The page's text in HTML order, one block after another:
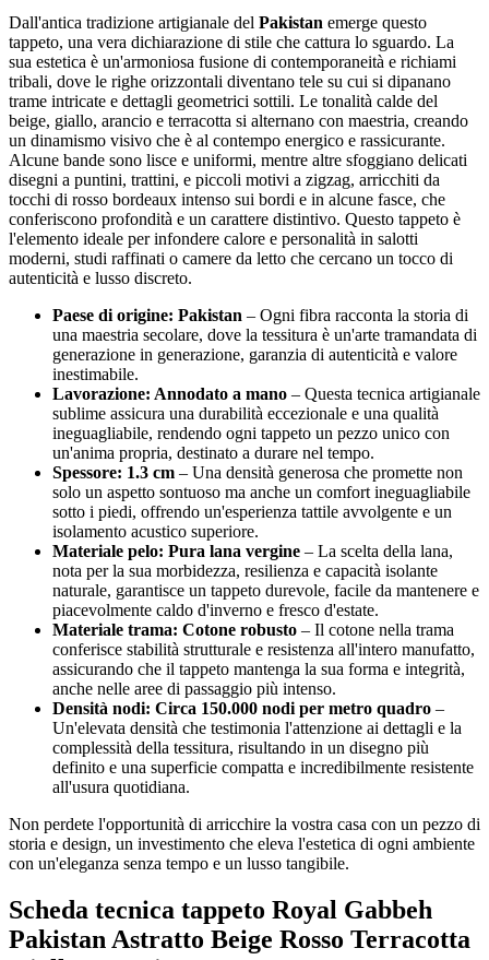
Dall'antica tradizione artigianale del Pakistan emerge questo
tappeto, una vera dichiarazione di stile che cattura lo sguardo. La
sua estetica è un'armoniosa fusione di contemporaneità e richiami
tribali, dove le righe orizzontali diventano tele su cui si dipanano
trame intricate e dettagli geometrici sottili. Le tonalità calde del
beige, giallo, arancio e terracotta si alternano con maestria, creando
un dinamismo visivo che è al contempo energico e rassicurante.
Alcune bande sono lisce e uniformi, mentre altre sfoggiano delicati
disegni a puntini, trattini, e piccoli motivi a zigzag, arricchiti da
tocchi di rosso bordeaux intenso sui bordi e in alcune fasce, che
conferiscono profondità e un carattere distintivo. Questo tappeto è
l'elemento ideale per infondere calore e personalità in salotti
moderni, studi raffinati o camere da letto che cercano un tocco di
autenticità e lusso discreto.
Paese di origine: Pakistan – Ogni fibra racconta la storia di
una maestria secolare, dove la tessitura è un'arte tramandata di
generazione in generazione, garanzia di autenticità e valore
inestimabile.
Lavorazione: Annodato a mano – Questa tecnica artigianale
sublime assicura una durabilità eccezionale e una qualità
ineguagliabile, rendendo ogni tappeto un pezzo unico con
un'anima propria, destinato a durare nel tempo.
Spessore: 1.3 cm – Una densità generosa che promette non
solo un aspetto sontuoso ma anche un comfort ineguagliabile
sotto i piedi, offrendo un'esperienza tattile avvolgente e un
isolamento acustico superiore.
Materiale pelo: Pura lana vergine – La scelta della lana,
nota per la sua morbidezza, resilienza e capacità isolante
naturale, garantisce un tappeto durevole, facile da mantenere e
piacevolmente caldo d'inverno e fresco d'estate.
Materiale trama: Cotone robusto – Il cotone nella trama
conferisce stabilità strutturale e resistenza all'intero manufatto,
assicurando che il tappeto mantenga la sua forma e integrità,
anche nelle aree di passaggio più intenso.
Densità nodi: Circa 150.000 nodi per metro quadro –
Un'elevata densità che testimonia l'attenzione ai dettagli e la
complessità della tessitura, risultando in un disegno più
definito e una superficie compatta e incredibilmente resistente
all'usura quotidiana.
Non perdete l'opportunità di arricchire la vostra casa con un pezzo di
storia e design, un investimento che eleva l'estetica di ogni ambiente
con un'eleganza senza tempo e un lusso tangibile.
Scheda tecnica tappeto Royal Gabbeh
Pakistan Astratto Beige Rosso Terracotta